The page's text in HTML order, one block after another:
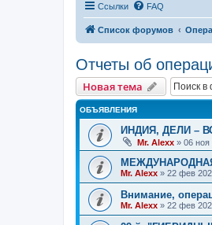
Ссылки FAQ
Список форумов
Отчеты об
Новая тема
ОБЪЯВЛЕНИЯ
ИНДИЯ, ДЕЛИ –
Mr. Alexx » 06 ноя
Mr. Alexx » 22 фев
Внимание,
Mr. Alexx » 22 фев